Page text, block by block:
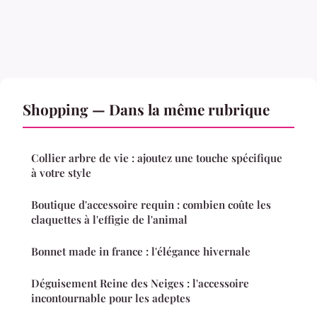
Shopping — Dans la même rubrique
Collier arbre de vie : ajoutez une touche spécifique
à votre style
Boutique d'accessoire requin : combien coûte les
claquettes à l'effigie de l'animal
Bonnet made in france : l'élégance hivernale
Déguisement Reine des Neiges : l'accessoire
incontournable pour les adeptes